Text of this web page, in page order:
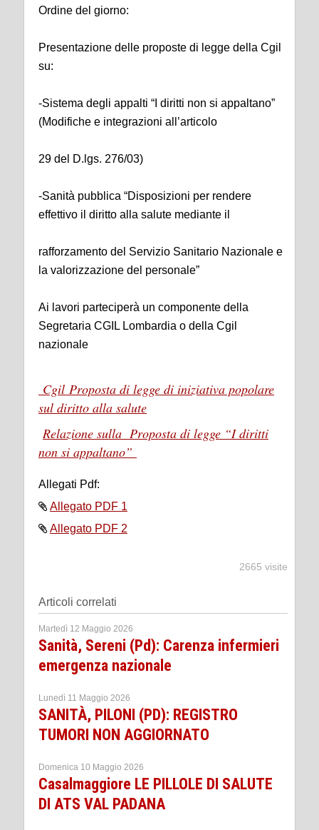
Ordine del giorno:
Presentazione delle proposte di legge della Cgil
su:
-Sistema degli appalti “I diritti non si appaltano”
(Modifiche e integrazioni all’articolo
29 del D.lgs. 276/03)
-Sanità pubblica “Disposizioni per rendere
effettivo il diritto alla salute mediante il
rafforzamento del Servizio Sanitario Nazionale e
la valorizzazione del personale”
Ai lavori parteciperà un componente della
Segretaria CGIL Lombardia o della Cgil
nazionale
Cgil Proposta di legge di iniziativa popolare
sul diritto alla salute
Relazione sulla Proposta di legge “I diritti
non si appaltano”
Allegati Pdf:
Allegato PDF 1
Allegato PDF 2
2665 visite
Articoli correlati
Martedì 12 Maggio 2026
Sanità, Sereni (Pd): Carenza infermieri
emergenza nazionale
Lunedì 11 Maggio 2026
SANITÀ, PILONI (PD): REGISTRO
TUMORI NON AGGIORNATO
Domenica 10 Maggio 2026
Casalmaggiore LE PILLOLE DI SALUTE
DI ATS VAL PADANA